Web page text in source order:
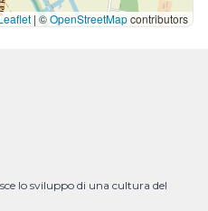
| ©OpenStreetMapcontributors
lo sviluppo di una cultura del